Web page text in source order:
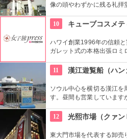
像の頭やわずかに残る礼拝
10
キューブコスメ
ハワイ創業1996年の信頼
ガレット式の本格出張ロミ
在はホテル出張のみの営業
11 漢江遊覧船（ハン
ソウル中心を横切る漢江を
す。昼間も営業しています
チックなソウルの夜景を水
12 光熙市場（クァン
東大門市場を代表する卸売